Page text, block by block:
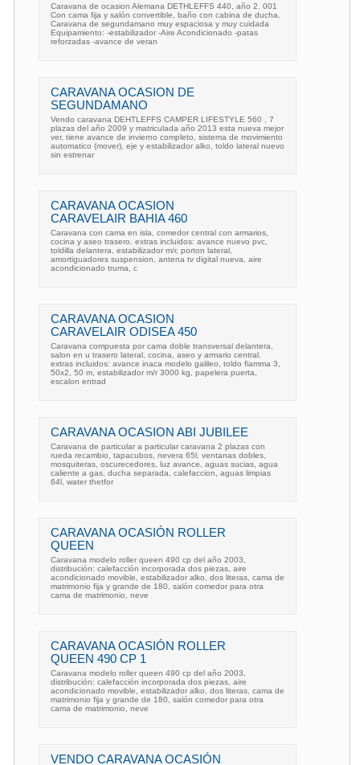
Caravana de ocasion Alemana DETHLEFFS 440, año 2. 001
Con cama fija y salón convertible, baño con cabina de ducha.
Caravana de segundamano muy espaciosa y muy cuidada
Equipamiento: -estabilizador -Aire Acondicionado -patas
reforzadas -avance de veran
CARAVANA OCASION DE
SEGUNDAMANO
Vendo caravana DEHTLEFFS CAMPER LIFESTYLE 560 , 7
plazas del año 2009 y matriculada año 2013 esta nueva mejor
ver, tiene avance de invierno completo, sistema de movimiento
automatico (mover), eje y estabilizador alko, toldo lateral nuevo
sin estrenar
CARAVANA OCASION
CARAVELAIR BAHIA 460
Caravana con cama en isla, comedor central con armarios,
cocina y aseo trasero. extras incluidos: avance nuevo pvc,
toldilla delantera, estabilizador m/r, porton lateral,
amortiguadores suspension, antena tv digital nueva, aire
acondicionado truma, c
CARAVANA OCASION
CARAVELAIR ODISEA 450
Caravana compuesta por cama doble transversal delantera,
salon en u trasero lateral, cocina, aseo y armario central.
extras incluidos: avance inaca modelo galileo, toldo fiamma 3,
50x2, 50 m, estabilizador m/r 3000 kg, papelera puerta,
escalon entrad
CARAVANA OCASION ABI JUBILEE
Caravana de particular a particular caravana 2 plazas con
rueda recambio, tapacubos, nevera 65l, ventanas dobles,
mosquiteras, oscurecedores, luz avance, aguas sucias, agua
caliente a gas, ducha separada, calefaccion, aguas limpias
64l, water thetfor
CARAVANA OCASIÓN ROLLER
QUEEN
Caravana modelo roller queen 490 cp del año 2003,
distribución: calefacción incorporada dos piezas, aire
acondicionado movible, estabilizador alko, dos literas, cama de
matrimonio fija y grande de 180, salón comedor para otra
cama de matrimonio, neve
CARAVANA OCASIÓN ROLLER
QUEEN 490 CP 1
Caravana modelo roller queen 490 cp del año 2003,
distribución: calefacción incorporada dos piezas, aire
acondicionado movible, estabilizador alko, dos literas, cama de
matrimonio fija y grande de 180, salón comedor para otra
cama de matrimonio, neve
VENDO CARAVANA OCASIÓN